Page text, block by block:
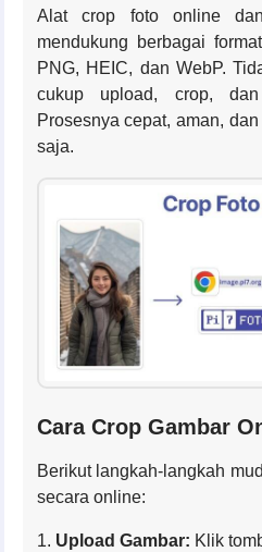
Alat crop foto online
mendukung berbagai
PNG, HEIC, dan WebP.
cukup upload, crop,
Prosesnya cepat, aman,
saja.
Cara Crop Gambar
Berikut langkah-langkah
secara online:
Upload Gambar: Klik